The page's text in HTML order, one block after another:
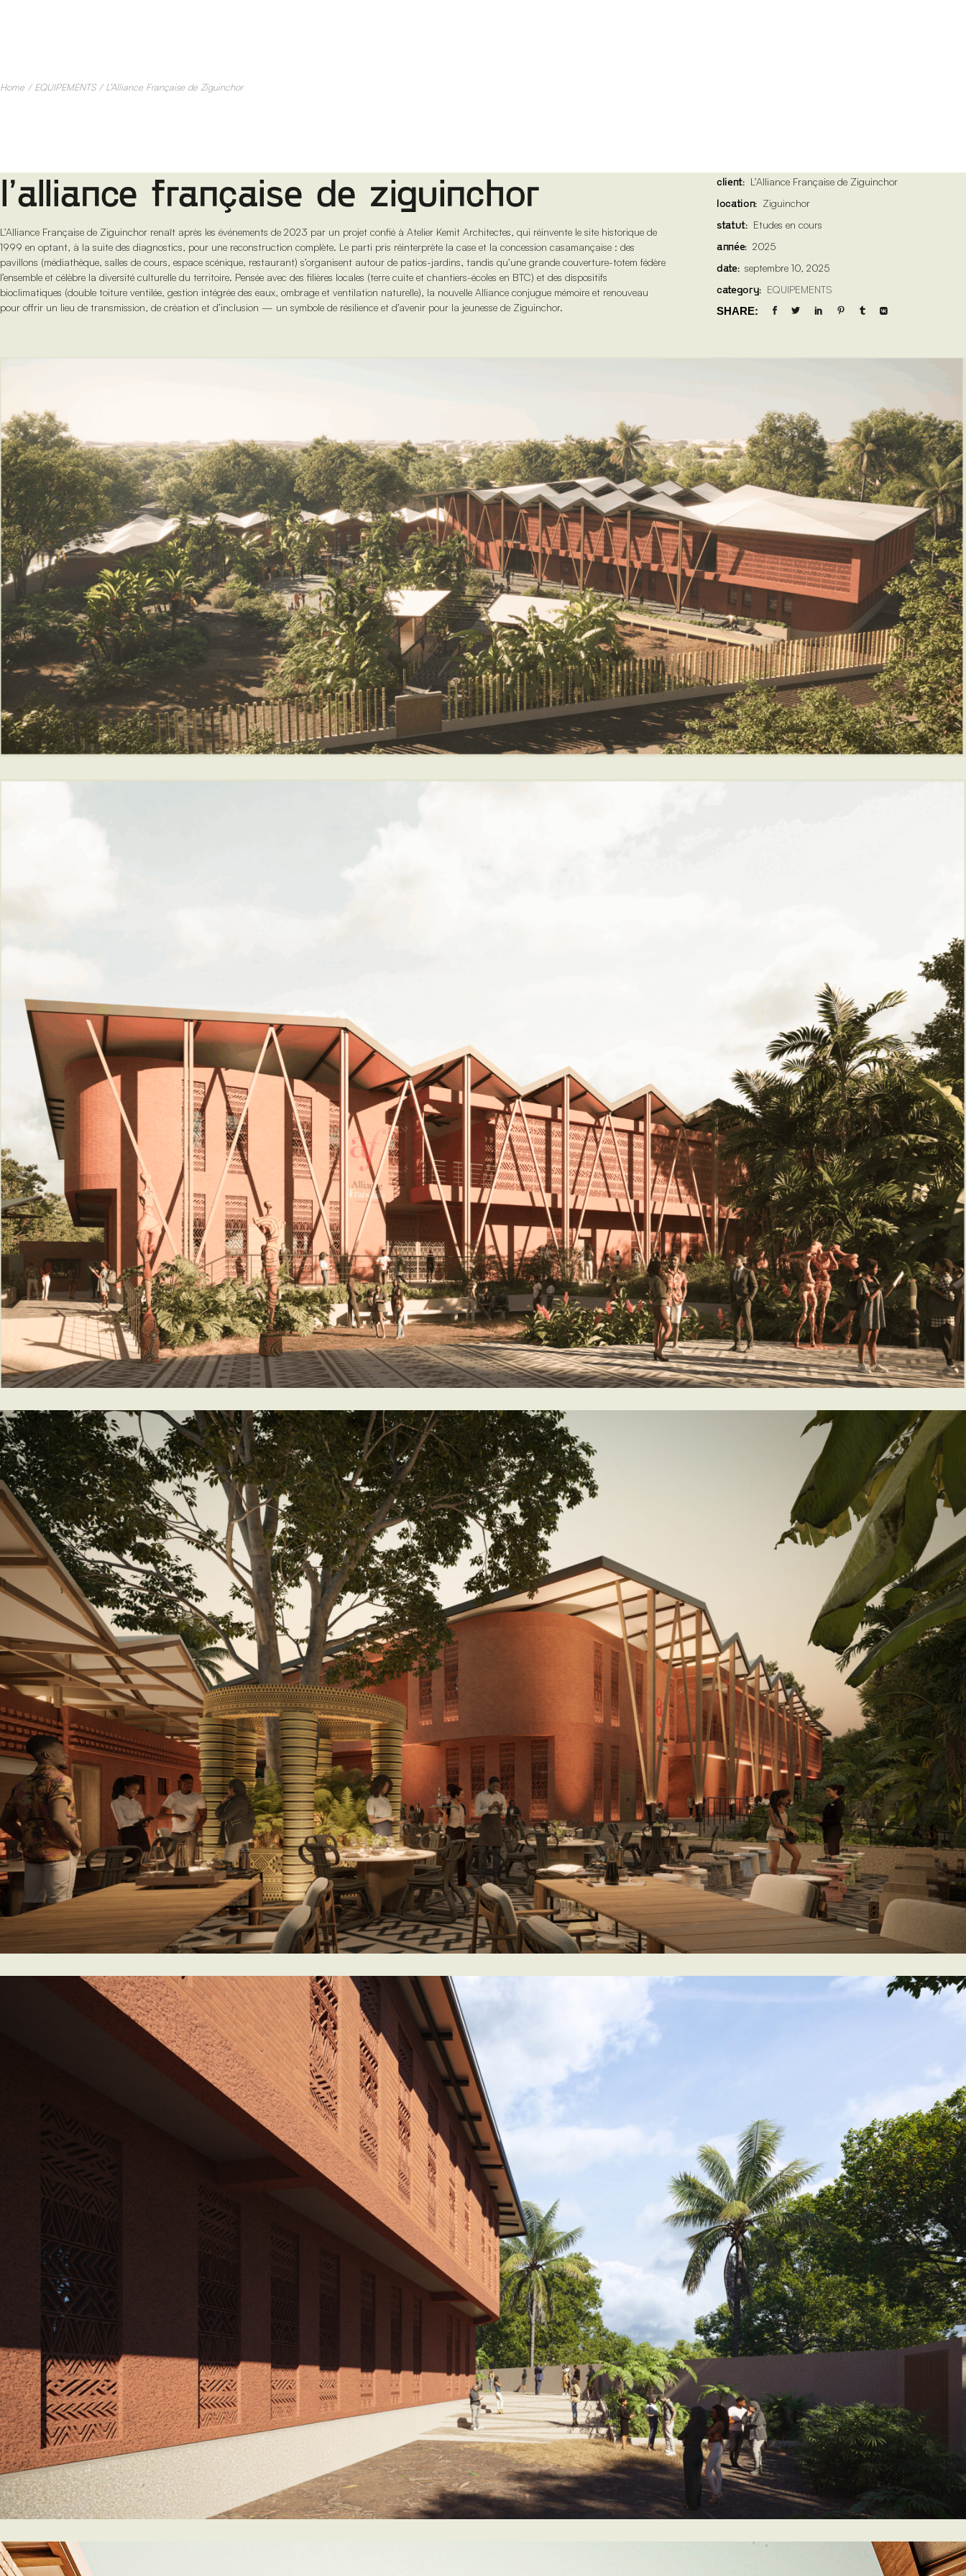
Home EQUIPEMENTS L’Alliance Française de Ziguinchor
l’alliance française de ziguinchor
L’Alliance Française de Ziguinchor renaît après les événements de 2023 par un projet confié à Atelier Kemit Architectes, qui réinvente le site historique de
1999 en optant, à la suite des diagnostics, pour une reconstruction complète. Le parti pris réinterprète la case et la concession casamançaise : des
pavillons (médiathèque, salles de cours, espace scénique, restaurant) s’organisent autour de patios-jardins, tandis qu’une grande couverture-totem fédère
l’ensemble et célèbre la diversité culturelle du territoire. Pensée avec des filières locales (terre cuite et chantiers-écoles en BTC) et des dispositifs
bioclimatiques (double toiture ventilée, gestion intégrée des eaux, ombrage et ventilation naturelle), la nouvelle Alliance conjugue mémoire et renouveau
pour offrir un lieu de transmission, de création et d’inclusion — un symbole de résilience et d’avenir pour la jeunesse de Ziguinchor.
client: L’Alliance Française de Ziguinchor
location: Ziguinchor
statut: Etudes en cours
année: 2025
date: septembre 10, 2025
category: EQUIPEMENTS
SHARE: